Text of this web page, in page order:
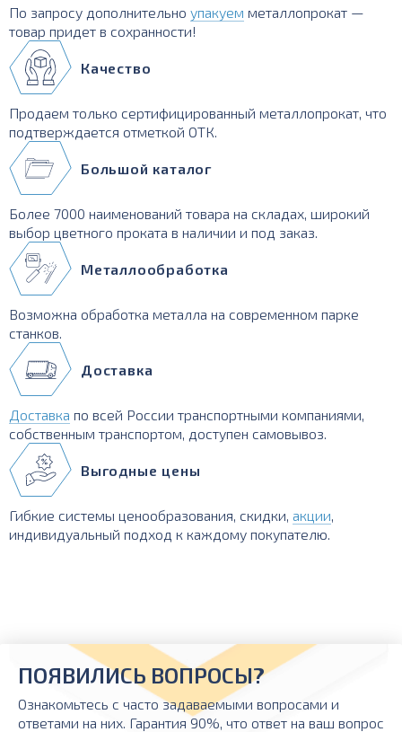
По запросу дополнительно упакуем металлопрокат —
товар придет в сохранности!
Качество
Продаем только сертифицированный металлопрокат, что
подтверждается отметкой ОТК.
Большой каталог
Более 7000 наименований товара на складах, широкий
выбор цветного проката в наличии и под заказ.
Металлообработка
Возможна обработка металла на современном парке
станков.
Доставка
Доставка по всей России транспортными компаниями,
собственным транспортом, доступен самовывоз.
Выгодные цены
Гибкие системы ценообразования, скидки, акции,
индивидуальный подход к каждому покупателю.
ПОЯВИЛИСЬ ВОПРОСЫ?
Ознакомьтесь с часто задаваемыми вопросами и
ответами на них. Гарантия 90%, что ответ на ваш вопрос